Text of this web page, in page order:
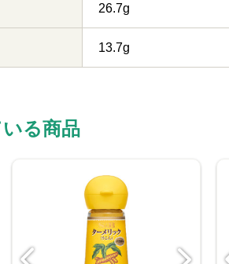
26.7g
13.7g
る商品